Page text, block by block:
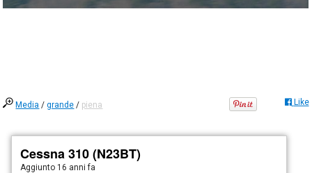
Media /grande / piena Like
Cessna 310 (N23BT)
Aggiunto 16 anni fa